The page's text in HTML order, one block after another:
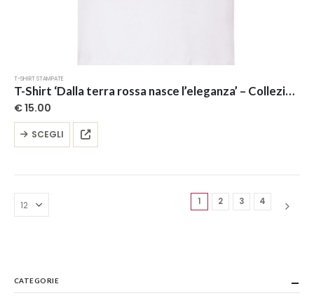
T-SHIRT STAMPATE
T-Shirt ‘Dalla terra rossa nasce l’eleganza’ – Collezione ‘Afrosicilian’
€15.00
SCEGLI
Questo
Le
opzioni
pagina
1 2 3 4
CATEGORIE